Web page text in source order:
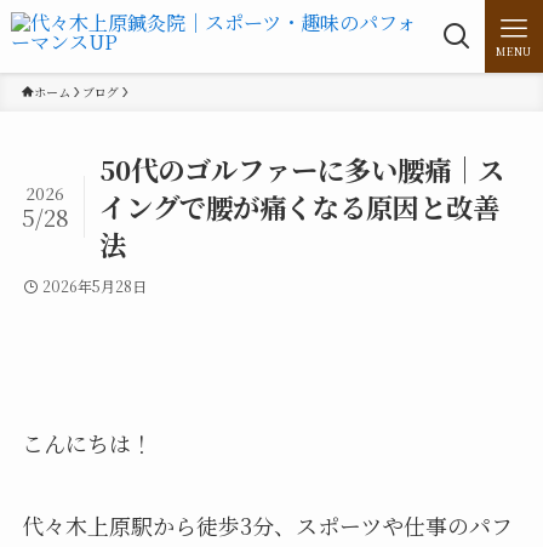
MENU
ホーム ブログ
50代のゴルファーに多い腰痛｜ス
イングで腰が痛くなる原因と改善
法
2026
5/28
2026年5月28日
こんにちは！
代々木上原駅から徒歩3分、スポーツや仕事のパフ